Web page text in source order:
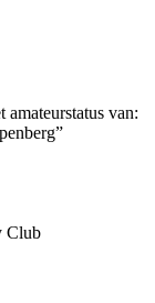
amateurstatus van:
Club